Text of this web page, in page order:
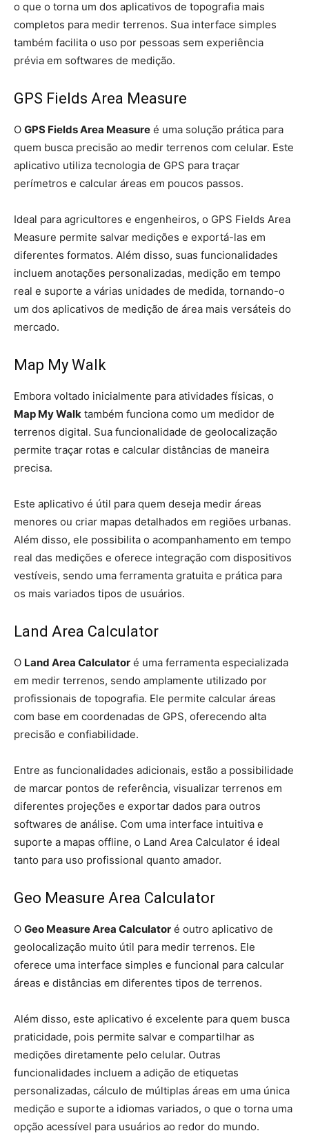
o que o torna um dos aplicativos de topografia mais
completos para medir terrenos. Sua interface simples
também facilita o uso por pessoas sem experiência
prévia em softwares de medição.
GPS Fields Area Measure
O GPS Fields Area Measure é uma solução prática para
quem busca precisão ao medir terrenos com celular. Este
aplicativo utiliza tecnologia de GPS para traçar
perímetros e calcular áreas em poucos passos.
Ideal para agricultores e engenheiros, o GPS Fields Area
Measure permite salvar medições e exportá-las em
diferentes formatos. Além disso, suas funcionalidades
incluem anotações personalizadas, medição em tempo
real e suporte a várias unidades de medida, tornando-o
um dos aplicativos de medição de área mais versáteis do
mercado.
Map My Walk
Embora voltado inicialmente para atividades físicas, o
Map My Walk também funciona como um medidor de
terrenos digital. Sua funcionalidade de geolocalização
permite traçar rotas e calcular distâncias de maneira
precisa.
Este aplicativo é útil para quem deseja medir áreas
menores ou criar mapas detalhados em regiões urbanas.
Além disso, ele possibilita o acompanhamento em tempo
real das medições e oferece integração com dispositivos
vestíveis, sendo uma ferramenta gratuita e prática para
os mais variados tipos de usuários.
Land Area Calculator
O Land Area Calculator é uma ferramenta especializada
em medir terrenos, sendo amplamente utilizado por
profissionais de topografia. Ele permite calcular áreas
com base em coordenadas de GPS, oferecendo alta
precisão e confiabilidade.
Entre as funcionalidades adicionais, estão a possibilidade
de marcar pontos de referência, visualizar terrenos em
diferentes projeções e exportar dados para outros
softwares de análise. Com uma interface intuitiva e
suporte a mapas offline, o Land Area Calculator é ideal
tanto para uso profissional quanto amador.
Geo Measure Area Calculator
O Geo Measure Area Calculator é outro aplicativo de
geolocalização muito útil para medir terrenos. Ele
oferece uma interface simples e funcional para calcular
áreas e distâncias em diferentes tipos de terrenos.
Além disso, este aplicativo é excelente para quem busca
praticidade, pois permite salvar e compartilhar as
medições diretamente pelo celular. Outras
funcionalidades incluem a adição de etiquetas
personalizadas, cálculo de múltiplas áreas em uma única
medição e suporte a idiomas variados, o que o torna uma
opção acessível para usuários ao redor do mundo.